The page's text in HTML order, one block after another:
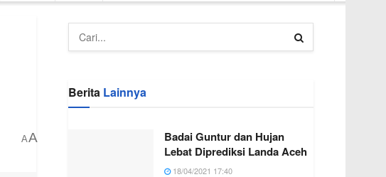
AA
Berita Lainnya
Badai Guntur dan Hujan
Lebat Diprediksi Landa Aceh
18/04/2021 17:40